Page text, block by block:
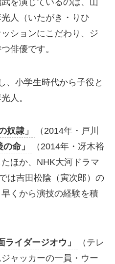
人（いたがき・りひ
ションにこだわり、ジ
俳優です。
、小学生時代から子役と
人。
奴隷」
（2014年・戸川
の命」
（2014年・冴木裕
ほか、NHK大河ドラマ
は吉田松陰（寅次郎）の
くから演技の経験を積
ライダージオウ」
（テレ
ャッカーの一員・ウー